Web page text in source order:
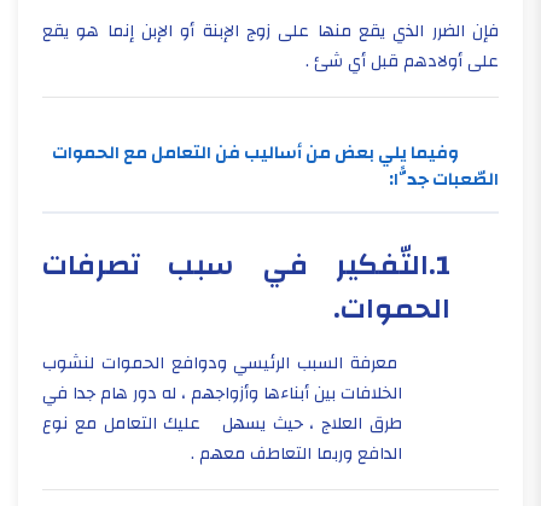
فإن الضرر الذي يقع منها على زوج الإبنة أو الإبن إنما هو يقع
على أولادهم قبل أي شئ .
وفيما يلي بعض من أساليب فن التعامل مع الحموات
الصّعبات جدًّا:
1.التّفكير في سبب تصرفات
الحموات.
معرفة السبب الرئيسي ودوافع الحموات لنشوب
الخلافات بين أبناءها وأزواجهم ، له دور هام جدا في
طرق العلاج ، حيث يسهل عليك التعامل مع نوع
الدافع وربما التعاطف معهم .